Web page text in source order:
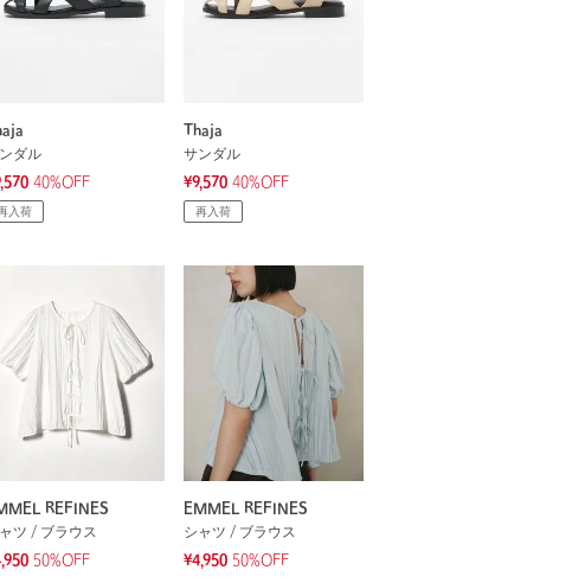
ダル
40%OFF
入荷
Thaja
サンダル
¥9,570 40%OFF
再入荷
REFINES
ツ / ブラウス
50%OFF
EMMEL REFINES
シャツ / ブラウス
¥4,950 50%OFF